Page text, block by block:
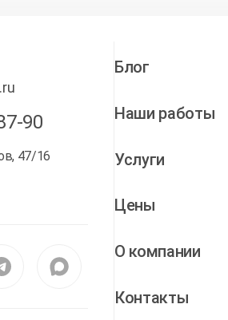
90
47/16
Блог
Наши работы
Услуги
Цены
О компании
Контакты